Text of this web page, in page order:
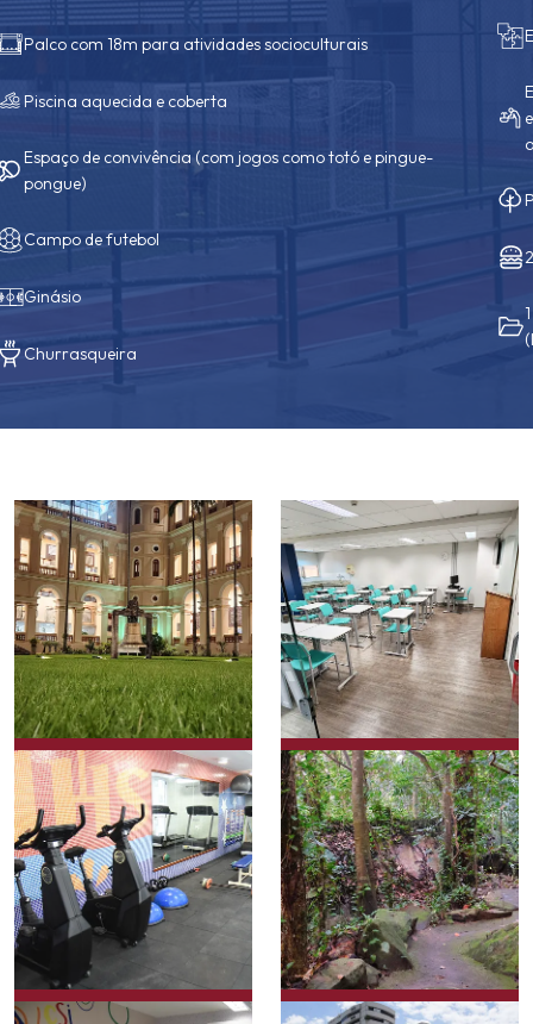
Palco com 18m para atividades socioculturais
Piscina aquecida e coberta
Espaço de convivência (com jogos como totó e pingue-
pongue)
Campo de futebol
Ginásio
Churrasqueira
1 escritório modelo do Curso Técnico de Administração